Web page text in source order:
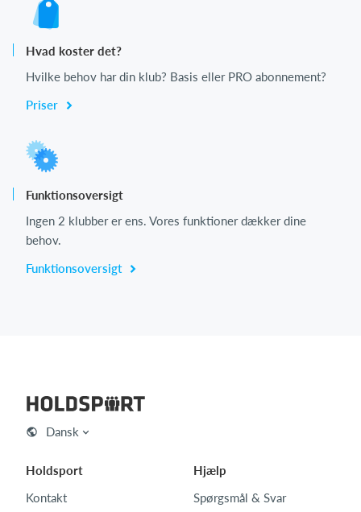
Hvad koster det?
Hvilke behov har din klub? Basis eller PRO abonnement?
Priser
Funktionsoversigt
Ingen 2 klubber er ens. Vores funktioner dækker dine
behov.
Funktionsoversigt
Dansk
Holdsport
Kontakt
Hjælp
Spørgsmål & Svar